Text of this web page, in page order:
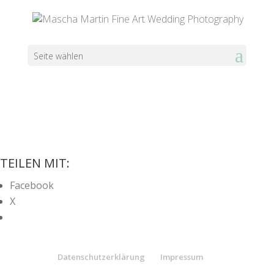
Seite wählen
TEILEN MIT:
Facebook
X
Datenschutzerklärung Impressum